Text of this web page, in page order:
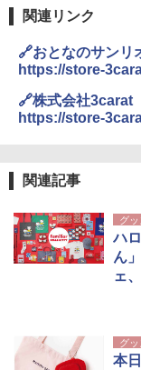
関連リンク
🔗おとなのサンリ
https://store-
🔗株式会社3carat
https://store-
関連記事
グッ
ハ
ん
ェ
グッ
本